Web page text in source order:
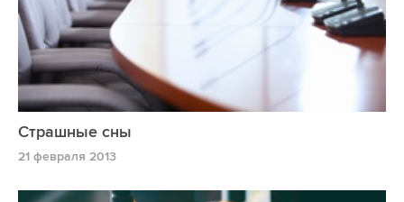
Страшные сны
21 февраля 2013